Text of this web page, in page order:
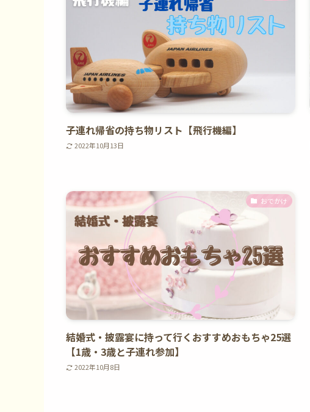
子連れ帰省の持ち物リスト【飛行機編】
2022年10月13日
おでかけ
結婚式・披露宴に持って行くおすすめおもちゃ25選
【1歳・3歳と子連れ参加】
2022年10月8日